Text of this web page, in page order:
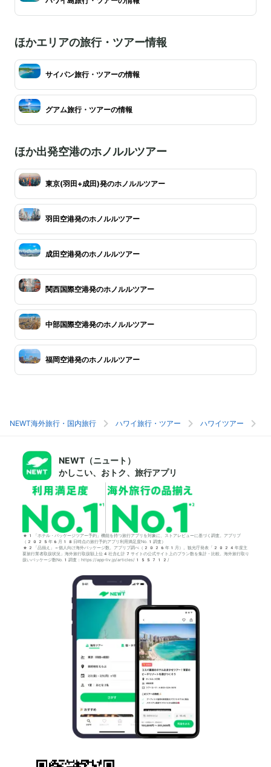
ほかエリアの旅行・ツアー情報
サイパン旅行・ツアーの情報
グアム旅行・ツアーの情報
ほか出発空港のホノルルツアー
東京(羽田+成田)発のホノルルツアー
羽田空港発のホノルルツアー
成田空港発のホノルルツアー
関西国際空港発のホノルルツアー
中部国際空港発のホノルルツアー
福岡空港発のホノルルツアー
NEWT海外旅行・国内旅行 ハワイ旅行・ツアー ハワイツアー
NEWT（ニュート）
かしこい、おトク、旅行アプリ
*1「ホテル・パッケージツアー予約」機能を持つ旅行アプリを対象に、ストアレビューに基づく調査。アプリブ
（2025年6月18日時点の旅行予約アプリ利用満足度No.1調査）
*2「品揃え」＝個人向け海外パッケージ数。アプリブ調べ（2026年1月）。観光庁発表「2024年度主
要旅行業者取扱状況」海外旅行取扱額上位4社含む計7サイトの公式サイト上のプラン数を集計・比較。海外旅行取り
扱いパッケージ数No.1調査：https://app-liv.jp/articles/155712/